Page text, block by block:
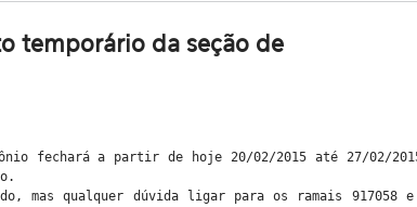
temporário da seção de
fechará a partir de hoje 20/02/2015 até 27/02/
mas qualquer dúvida ligar para os ramais 917058 e